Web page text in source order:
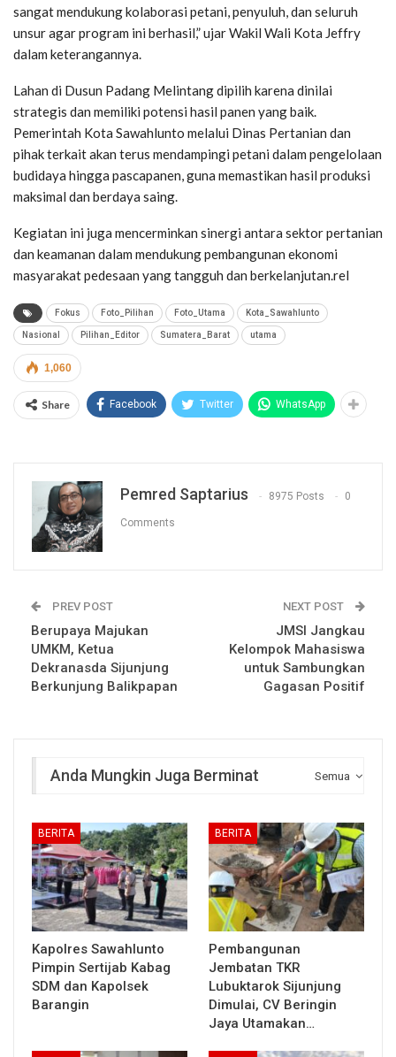
sangat mendukung kolaborasi petani, penyuluh, dan seluruh
unsur agar program ini berhasil,” ujar Wakil Wali Kota Jeffry
dalam keterangannya.
Lahan di Dusun Padang Melintang dipilih karena dinilai
strategis dan memiliki potensi hasil panen yang baik.
Pemerintah Kota Sawahlunto melalui Dinas Pertanian dan
pihak terkait akan terus mendampingi petani dalam pengelolaan
budidaya hingga pascapanen, guna memastikan hasil produksi
maksimal dan berdaya saing.
Kegiatan ini juga mencerminkan sinergi antara sektor pertanian
dan keamanan dalam mendukung pembangunan ekonomi
masyarakat pedesaan yang tangguh dan berkelanjutan.rel
Fokus Foto_Pilihan Foto_Utama Kota_Sawahlunto
Nasional Pilihan_Editor Sumatera_Barat utama
1,060
Share Facebook Twitter WhatsApp
Pemred Saptarius 8975 Posts 0
Comments
PREV POST
Berupaya Majukan
UMKM, Ketua
Dekranasda Sijunjung
Berkunjung Balikpapan
NEXT POST
JMSI Jangkau
Kelompok Mahasiswa
untuk Sambungkan
Gagasan Positif
Semua
Anda Mungkin Juga Berminat
BERITA
Kapolres Sawahlunto
Pimpin Sertijab Kabag
SDM dan Kapolsek
Barangin
BERITA
Pembangunan
Jembatan TKR
Lubuktarok Sijunjung
Dimulai, CV Beringin
Jaya Utamakan…